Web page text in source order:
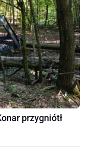
przygniótł